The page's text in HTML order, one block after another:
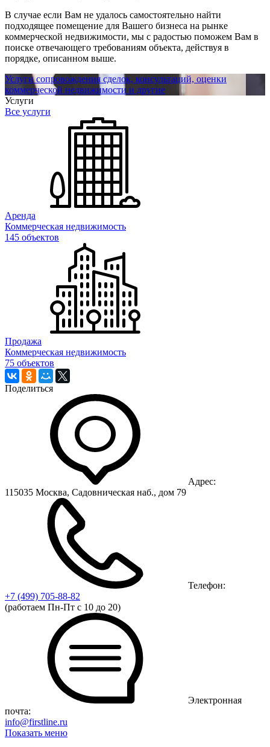
В случае если Вам не удалось самостоятельно найти
подходящее помещение для Вашего бизнеса на рынке
коммерческой недвижимости, мы с радостью поможем Вам в
поиске отвечающего требованиям объекта, действуя в
порядке, описанном выше.
Услуги сопровождения сделок, консультаций, оценки
коммерческой недвижимости и другие
Услуги
Все услуги
Аренда
Коммерческая недвижимость
145 объектов
Продажа
Коммерческая недвижимость
75 объектов
Поделиться
Адрес:
115035 Москва, Садовническая наб., дом 79
Телефон:
+7 (499) 705-88-82
(работаем Пн-Пт с 10 до 20)
Электронная
почта:
info@firstline.ru
Показать меню